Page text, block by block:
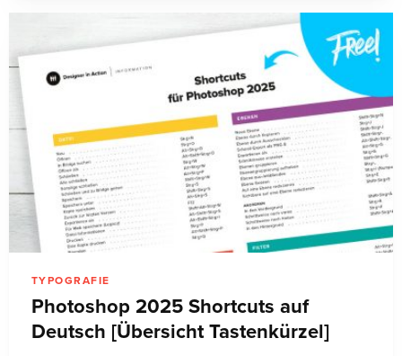
TYPOGRAFIE
Photoshop 2025 Shortcuts auf
Deutsch [Übersicht Tastenkürzel]